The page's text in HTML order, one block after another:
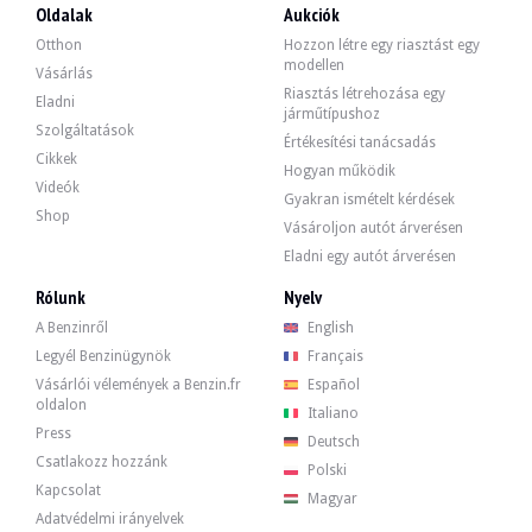
- BMW Siemens telefon.
- Multifunkciós bőr M" sportkormánykerék.
A 3,5 literes V8-as motor eredetileg 245 lóerős volt. Az eladó szerint a
A közelmúltban a következő interjúkat kapta:
- Motorleeresztés.
- Szűrőcsere.
Az autó 4 eredeti felnije jó állapotban van, a gumiabroncsok jó állapotban
Az eladó egy magánszemély, aki a barcelonai Arenys de Muntban található,
Oldalak
Otthon
Vásárlás
Eladni
Szolgáltatások
Cikkek
Videók
Shop
Aukciók
Hozzon létre egy riasztást egy
modellen
Riasztás létrehozása egy
járműtípushoz
Értékesítési tanácsadás
Hogyan működik
Gyakran ismételt kérdések
Vásároljon autót árverésen
Eladni egy autót árverésen
Rólunk
A Benzinről
Legyél Benzinügynök
Vásárlói vélemények a Benzin.fr
oldalon
Press
Csatlakozz hozzánk
Kapcsolat
Adatvédelmi irányelvek
Nyelv
English
Français
Español
Italiano
Deutsch
Polski
Magyar